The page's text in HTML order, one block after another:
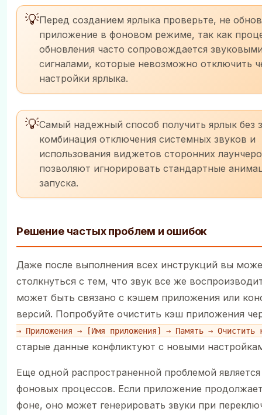
💡Перед созданием ярлыка проверьте, не
приложение в фоновом режиме, так как
обновления часто сопровождается
сигналами, которые невозможно отключить
настройки ярлыка.
💡Самый надежный способ получить ярлык без
комбинация отключения системных звуков и
использования виджетов сторонних
позволяют игнорировать стандартные
запуска.
Решение частых проблем и ошибок
Даже после выполнения всех инструкций вы
столкнуться с тем, что звук все же
может быть связано с кэшем приложения или
версий. Попробуйте очистить кэш приложения
→ Приложения → [Имя приложения] → Память → Очистить
старые данные конфликтуют с новыми
Еще одной распространенной проблемой
фоновых процессов. Если приложение
фоне, оно может генерировать звуки при